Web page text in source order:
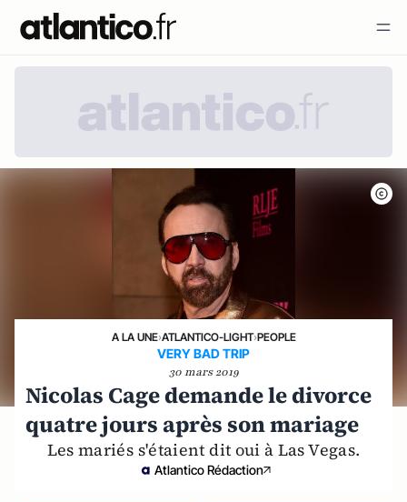
A LA UNE›ATLANTICO-LIGHT›PEOPLE
VERY BAD TRIP
30 mars 2019
Nicolas Cage demande le divorce
quatre jours après son mariage
Les mariés s'étaient dit oui à Las Vegas.
Atlantico Rédaction